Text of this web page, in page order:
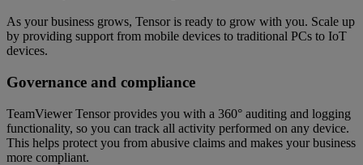
As your business grows, Tensor is ready to grow with you. Scale up
by providing support from mobile devices to traditional PCs to IoT
devices.
Governance and compliance
TeamViewer Tensor provides you with a 360° auditing and logging
functionality, so you can track all activity performed on any device.
This helps protect you from abusive claims and makes your business
more compliant.